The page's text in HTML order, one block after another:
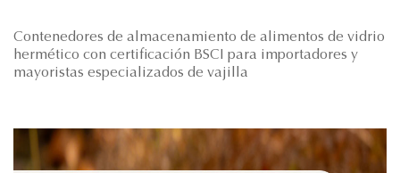
Contenedores de almacenamiento de alimentos de vidrio
hermético con certificación BSCI para importadores y
mayoristas especializados de vajilla